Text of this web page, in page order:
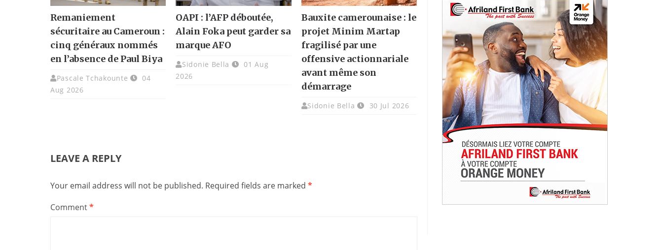
Remaniement
sécuritaire au Cameroun :
cinq généraux nommés
en l’absence de Paul Biya
Pascale Tchakounte
04
Aug 2026
OAPI : l’AFP déboutée,
Alain Foka peut garder sa
marque AFO
Sidonie Bella
01 Aug
2026
Bauxite camerounaise : le
projet Minim Martap
fragilisé par une
offensive actionnariale
avant même son
démarrage
Sidonie Bella 30 Jul 2026
LEAVE A REPLY
Your email address will not be published. Required fields are marked *
Comment*